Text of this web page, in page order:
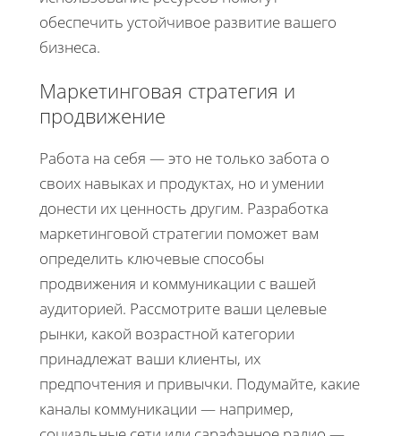
обеспечить устойчивое развитие вашего
бизнеса.
Маркетинговая стратегия и
продвижение
Работа на себя — это не только забота о
своих навыках и продуктах, но и умении
донести их ценность другим. Разработка
маркетинговой стратегии поможет вам
определить ключевые способы
продвижения и коммуникации с вашей
аудиторией. Рассмотрите ваши целевые
рынки, какой возрастной категории
принадлежат ваши клиенты, их
предпочтения и привычки. Подумайте, какие
каналы коммуникации — например,